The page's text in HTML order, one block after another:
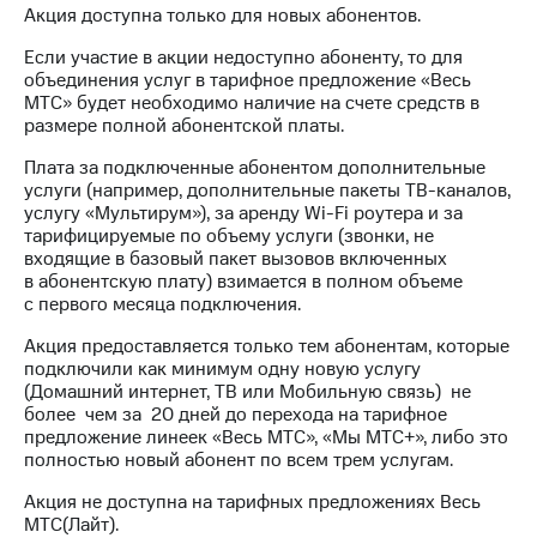
и подключите
ТВ
с выгодным
тарифом
Тарифы
Интернет,
ТВ и телефон
для дома
Услуги
Акции
Домашний
интернет
Домашнее
Спутниковое
спутникового
Скачать
приложение
Мой
МТС
Акции
Видеонаблюдение
для дома
149 ₽/
МТС
Premium
Подписка
на гигабайты
фильмы,
музыка
Акция доступна только для новых абонентов.
Если участие в акции недоступно абоненту, то для
объединения услуг в тарифное предложение «Весь
МТС» будет необходимо наличие на счете средств в
размере полной абонентской платы.
Плата за подключенные абонентом дополнительные
услуги (например, дополнительные пакеты ТВ-каналов,
услугу «Мультирум»), за арендуWi-Fi роутера и за
тарифицируемые по объему услуги (звонки, не
входящие в базовый пакет вызовов включенных
в абонентскую плату) взимается в полном объеме
с первого месяца подключения.
Акция предоставляется только тем абонентам, которые
подключили как минимум одну новую услугу
(Домашний интернет, ТВ или Мобильную связь) не
более чем за 20 дней до перехода на тарифное
предложение линеек «Весь МТС», «Мы МТС+», либо это
полностью новый абонент по всем трем услугам.
Акция не доступна на тарифных предложениях Весь
МТС(Лайт).